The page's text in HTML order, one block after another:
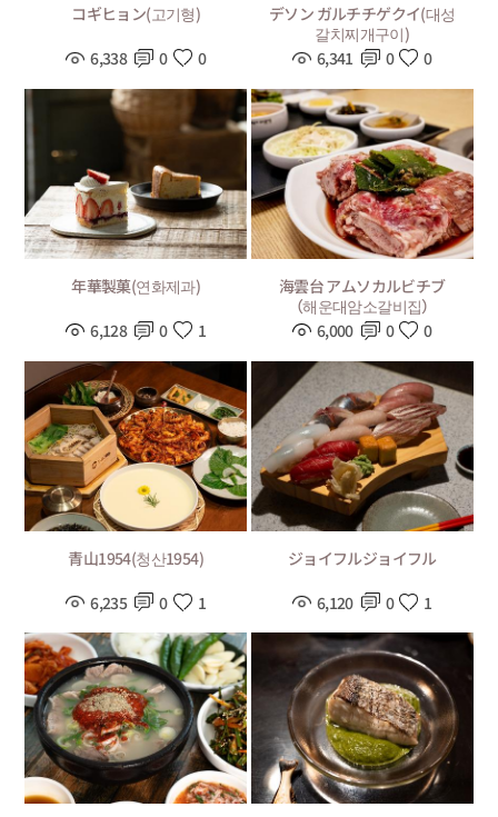
コギヒョン(고기형)
6,338 0 0
デソン ガルチチゲクイ(대성
갈치찌개구이)
6,341
0 0
年華製菓(연화제과)
6,128 0 1
海雲台 アムソカルビチブ
（해운대암소갈비집）
6,000
0 0
青山1954(청산1954)
6,235 0 1
ジョイフルジョイフル
6,120 0 1